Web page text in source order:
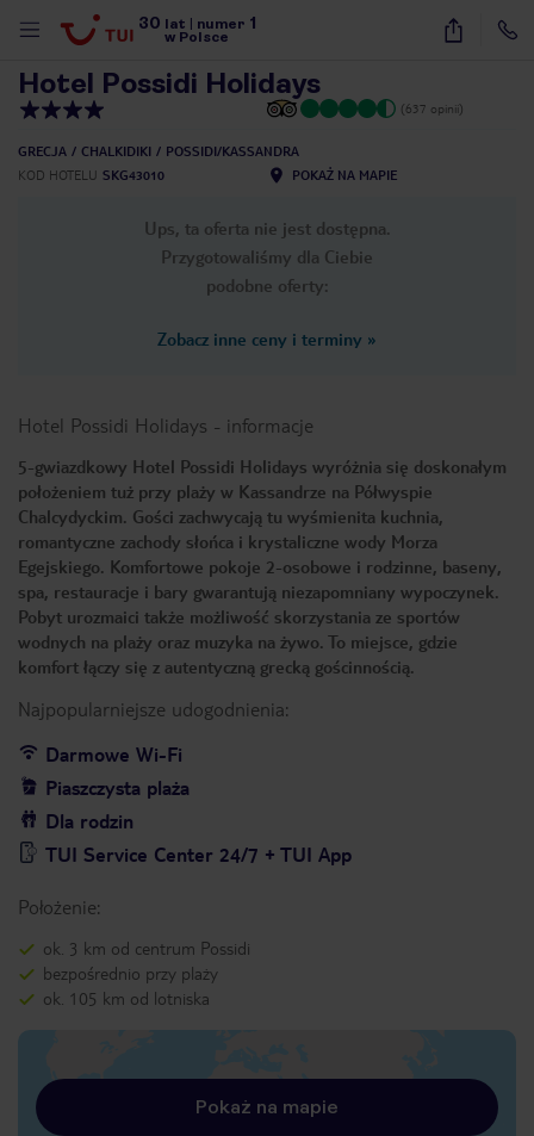
30 lat numer 1
w Polsce
26
Hotel Possidi Holidays
(637 opinii)
GRECJA CHALKIDIKI
POSSIDI/KASSANDRA
KOD HOTELU SKG43010 POKAŻ NA MAPIE
Ups, ta oferta nie jest dostępna.
Przygotowaliśmy dla Ciebie
podobne oferty:
Zobacz inne ceny i terminy »
Hotel Possidi Holidays - informacje
5-gwiazdkowy Hotel Possidi Holidays wyróżnia się doskonałym
położeniem tuż przy plaży w Kassandrze na Półwyspie
Chalcydyckim. Gości zachwycają tu wyśmienita kuchnia,
romantyczne zachody słońca i krystaliczne wody Morza
Egejskiego. Komfortowe pokoje 2-osobowe i rodzinne, baseny,
spa, restauracje i bary gwarantują niezapomniany wypoczynek.
Pobyt urozmaici także możliwość skorzystania ze sportów
wodnych na plaży oraz muzyka na żywo. To miejsce, gdzie
komfort łączy się z autentyczną grecką gościnnością.
Najpopularniejsze udogodnienia:
Darmowe Wi-Fi
Piaszczysta plaża
Dla rodzin
TUI Service Center 24/7 + TUI App
Położenie:
ok. 3 km od centrum Possidi
bezpośrednio przy plaży
ok. 105 km od lotniska
Pokaż na mapie